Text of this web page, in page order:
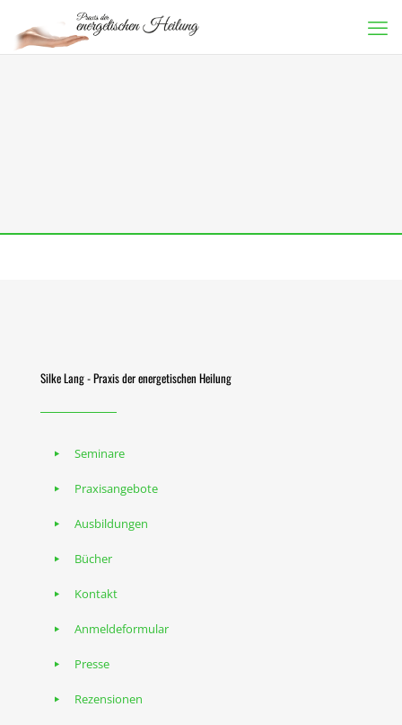
Silke Lang - Praxis der energetischen Heilung
Seminare
Praxisangebote
Ausbildungen
Bücher
Kontakt
Anmeldeformular
Presse
Rezensionen